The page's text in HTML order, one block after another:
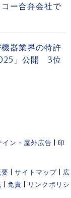
ー合弁会社で
器業界の特許
」公開 3位
イン・屋外広告
印
サイトマップ
広
免責
リンクポリシ